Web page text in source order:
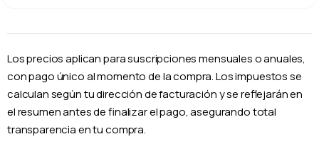
🎯 Sistema de puntos y
recompensas que fideliza
📅 Agenda de citas con
pagos integrados
Los precios aplican para suscripciones mensuales o anuales,
con pago único al momento de la compra. Los impuestos se
calculan según tu dirección de facturación y se reflejarán en
el resumen antes de finalizar el pago, asegurando total
transparencia en tu compra.